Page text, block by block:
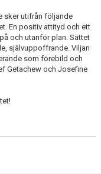
sker utifrån följande
En positiv attityd och ett
och utanför plan. Sättet
självuppoffrande. Viljan
som förebild och
Getachew och Josefine